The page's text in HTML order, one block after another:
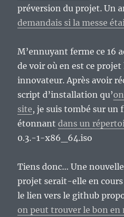
préversion du projet. Un
demandais si la messe
M’ennuyant ferme ce 16
de voir où en est ce
innovateur. Après avoir
script d’installation qu’
site, je suis tombé sur un
étonnantdans un
0.3.-1-x86_64.iso
Tiens donc… Une
projet serait-elle en
le lien vers le github
on peut trouver le bon en